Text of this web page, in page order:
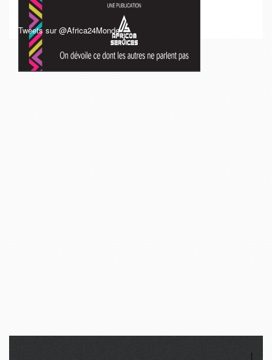
Tweets sur @Africa24Monde